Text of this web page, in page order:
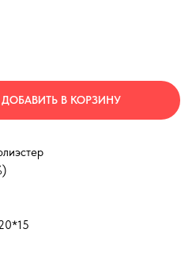
ДОБАВИТЬ В КОРЗИНУ